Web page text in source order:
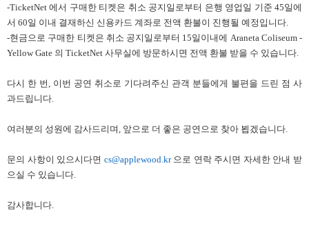
-TicketNet 에서 구매한 티켓은 취소 공지일로부터 은행 영업일 기준 45일에
서 60일 이내 결재하신 신용카드 계좌로 전액 환불이 진행될 예정입니다.
-현금으로 구매한 티켓은 취소 공지일로부터 15일이내에 Araneta Coliseum -
Yellow Gate 의 TicketNet 사무실에 방문하시면 전액 환불 받을 수 있습니다.
다시 한 번, 이번 공연 취소로 기다려주신 관객 분들에게 불편을 드린 점 사
과드립니다.
여러분의 성원에 감사드리며, 앞으로 더 좋은 공연으로 찾아 뵙겠습니다.
문의 사항이 있으시다면 cs@applewood.kr 으로 연락 주시면 자세한 안내 받
으실 수 있습니다.
감사합니다.